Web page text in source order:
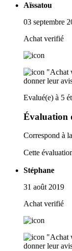
Aïssatou
03 septembre
Achat verifié
"Achat
donner leur
Evalué(e) à 5
Évaluation
Correspond à
Cette
Stéphane
31 août 2019
Achat verifié
"Achat
donner leur